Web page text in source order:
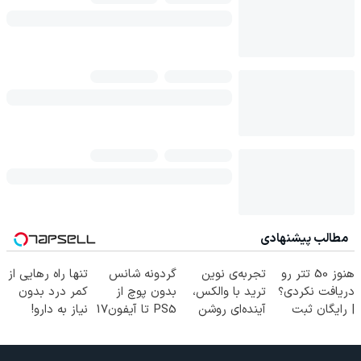
مطالب پیشنهادی
هنوز 50 تتر رو
دریافت نکردی؟
| رایگان ثبت
شروع کن!
تجربه‌ی نوین
ترید با والکس،
آینده‌ای روشن
شماست
گردونه شانس
بدون پوچ از
PS5 تا آیفون17
تنها راه رهایی از
کمر درد بدون
نیاز به دارو!